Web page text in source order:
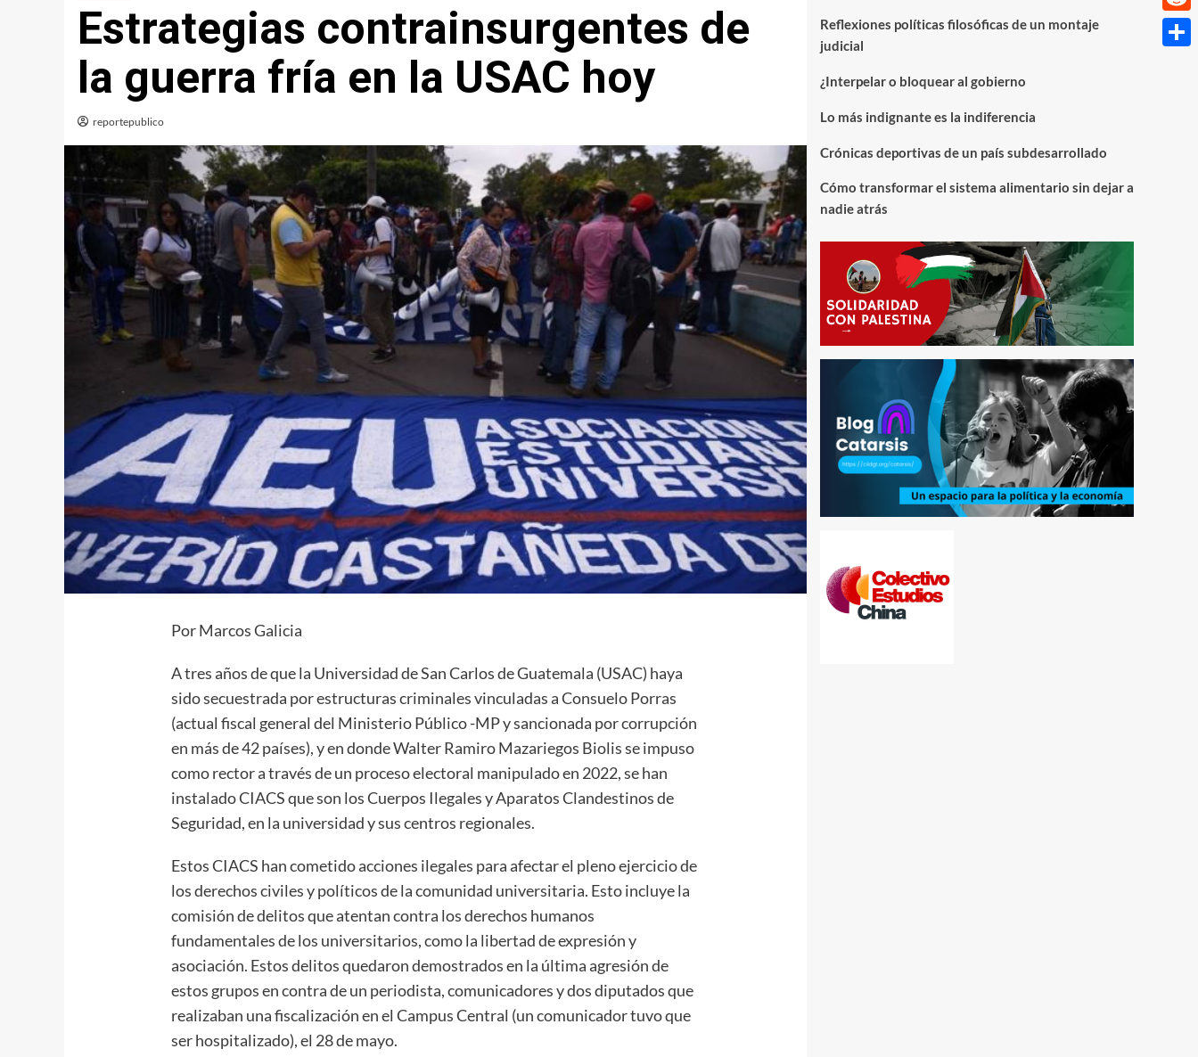
Estrategias contrainsurgentes de
la guerra fría en la USAC hoy
reportepublico
Por Marcos Galicia
A tres años de que la Universidad de San Carlos de Guatemala (USAC) haya
sido secuestrada por estructuras criminales vinculadas a Consuelo Porras
(actual fiscal general del Ministerio Público -MP y sancionada por corrupción
en más de 42 países), y en donde Walter Ramiro Mazariegos Biolis se impuso
como rector a través de un proceso electoral manipulado en 2022, se han
instalado CIACS que son los Cuerpos Ilegales y Aparatos Clandestinos de
Seguridad, en la universidad y sus centros regionales.
Estos CIACS han cometido acciones ilegales para afectar el pleno ejercicio de
los derechos civiles y políticos de la comunidad universitaria. Esto incluye la
comisión de delitos que atentan contra los derechos humanos
fundamentales de los universitarios, como la libertad de expresión y
asociación. Estos delitos quedaron demostrados en la última agresión de
estos grupos en contra de un periodista, comunicadores y dos diputados que
realizaban una fiscalización en el Campus Central (un comunicador tuvo que
ser hospitalizado), el 28 de mayo.
Reflexiones políticas filosóficas de un montaje
judicial
¿Interpelar o bloquear al gobierno
Lo más indignante es la indiferencia
Crónicas deportivas de un país subdesarrollado
Cómo transformar el sistema alimentario sin dejar a
nadie atrás